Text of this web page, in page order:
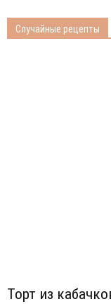
Случайные рецепты
Торт из